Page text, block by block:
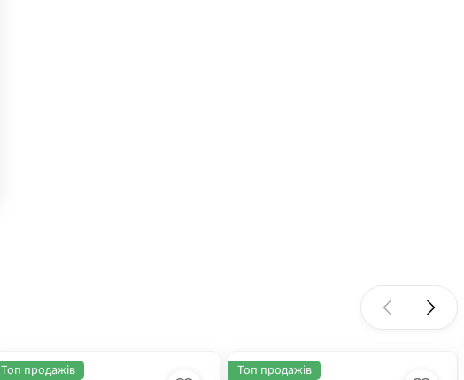
Топ продажів Топ продажів